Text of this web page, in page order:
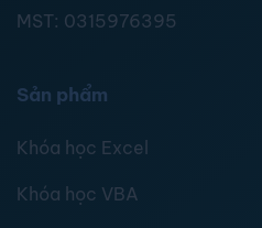
MST: 0315976395
Sản phẩm
Khóa học Excel
Khóa học VBA